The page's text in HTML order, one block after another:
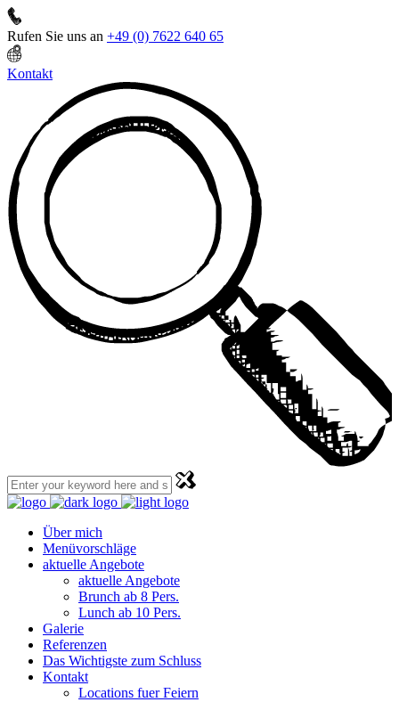
Rufen Sie uns an +49 (0) 7622 640 65
Kontakt
Über mich
Menüvorschläge
aktuelle Angebote
aktuelle Angebote
Brunch ab 8 Pers.
Lunch ab 10 Pers.
Galerie
Referenzen
Das Wichtigste zum Schluss
Kontakt
Locations fuer Feiern